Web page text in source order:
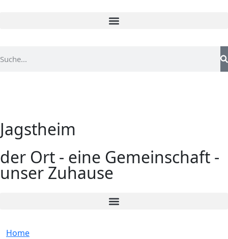
Jagstheim
der Ort - eine Gemeinschaft -
unser Zuhause
Home